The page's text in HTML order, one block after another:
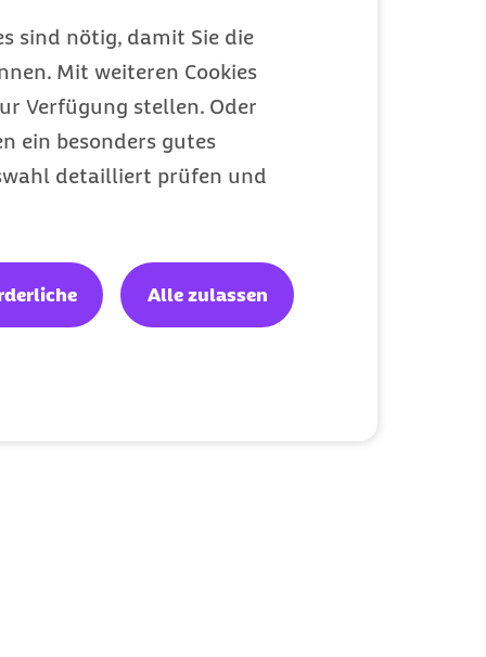
sind nötig, damit Sie die
Mit weiteren Cookies
Verfügung stellen. Oder
ein besonders gutes
detailliert prüfen und
Alle zulassen